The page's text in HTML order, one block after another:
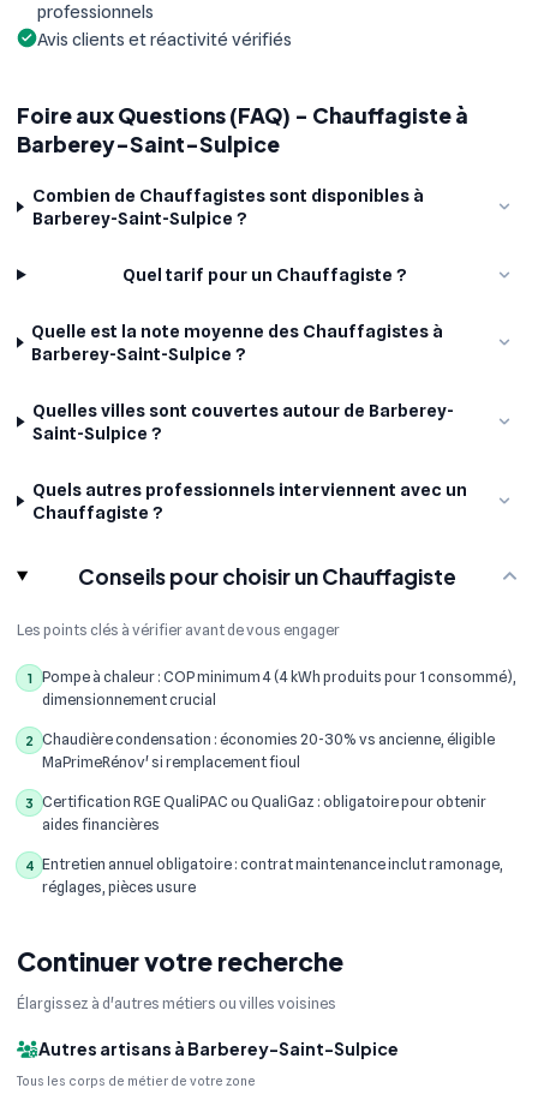
professionnels
Avis clients et réactivité vérifiés
Foire aux Questions (FAQ) - Chauffagiste à
Barberey-Saint-Sulpice
Combien de Chauffagistes sont disponibles à
Barberey-Saint-Sulpice ?
Quel tarif pour un Chauffagiste ?
Quelle est la note moyenne des Chauffagistes à
Barberey-Saint-Sulpice ?
Quelles villes sont couvertes autour de Barberey-
Saint-Sulpice ?
Quels autres professionnels interviennent avec un
Chauffagiste ?
Conseils pour choisir un Chauffagiste
Les points clés à vérifier avant de vous engager
1
Pompe à chaleur : COP minimum 4 (4 kWh produits pour 1 consommé),
dimensionnement crucial
2
Chaudière condensation : économies 20-30% vs ancienne, éligible
MaPrimeRénov' si remplacement fioul
3
Certification RGE QualiPAC ou QualiGaz : obligatoire pour obtenir
aides financières
4 Entretien annuel obligatoire : contrat maintenance inclut ramonage,
réglages, pièces usure
Continuer votre recherche
Élargissez à d'autres métiers ou villes voisines
Autres artisans à Barberey-Saint-Sulpice
Tous les corps de métier de votre zone